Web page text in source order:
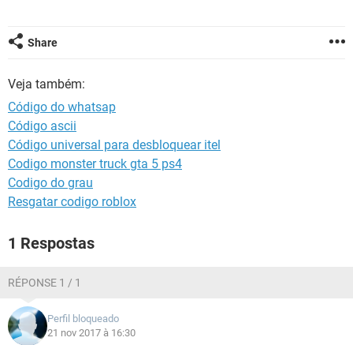
GUIA DE COMPRAS
Share
Veja também:
Código do whatsap
Código ascii
Código universal para desbloquear itel
Codigo monster truck gta 5 ps4
Codigo do grau
Resgatar codigo roblox
1 Respostas
RÉPONSE 1 / 1
Perfil bloqueado
21 nov 2017 à 16:30